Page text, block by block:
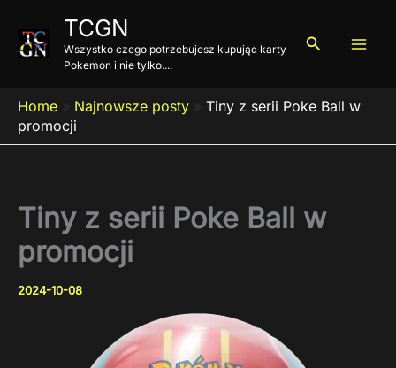
treści
TCGN
Wszystko czego potrzebujesz kupując karty
Pokemon i nie tylko....
Szukaj
Home » Najnowsze posty » Tiny z serii Poke Ball w
promocji
Tiny z serii Poke Ball w
promocji
2024-10-08